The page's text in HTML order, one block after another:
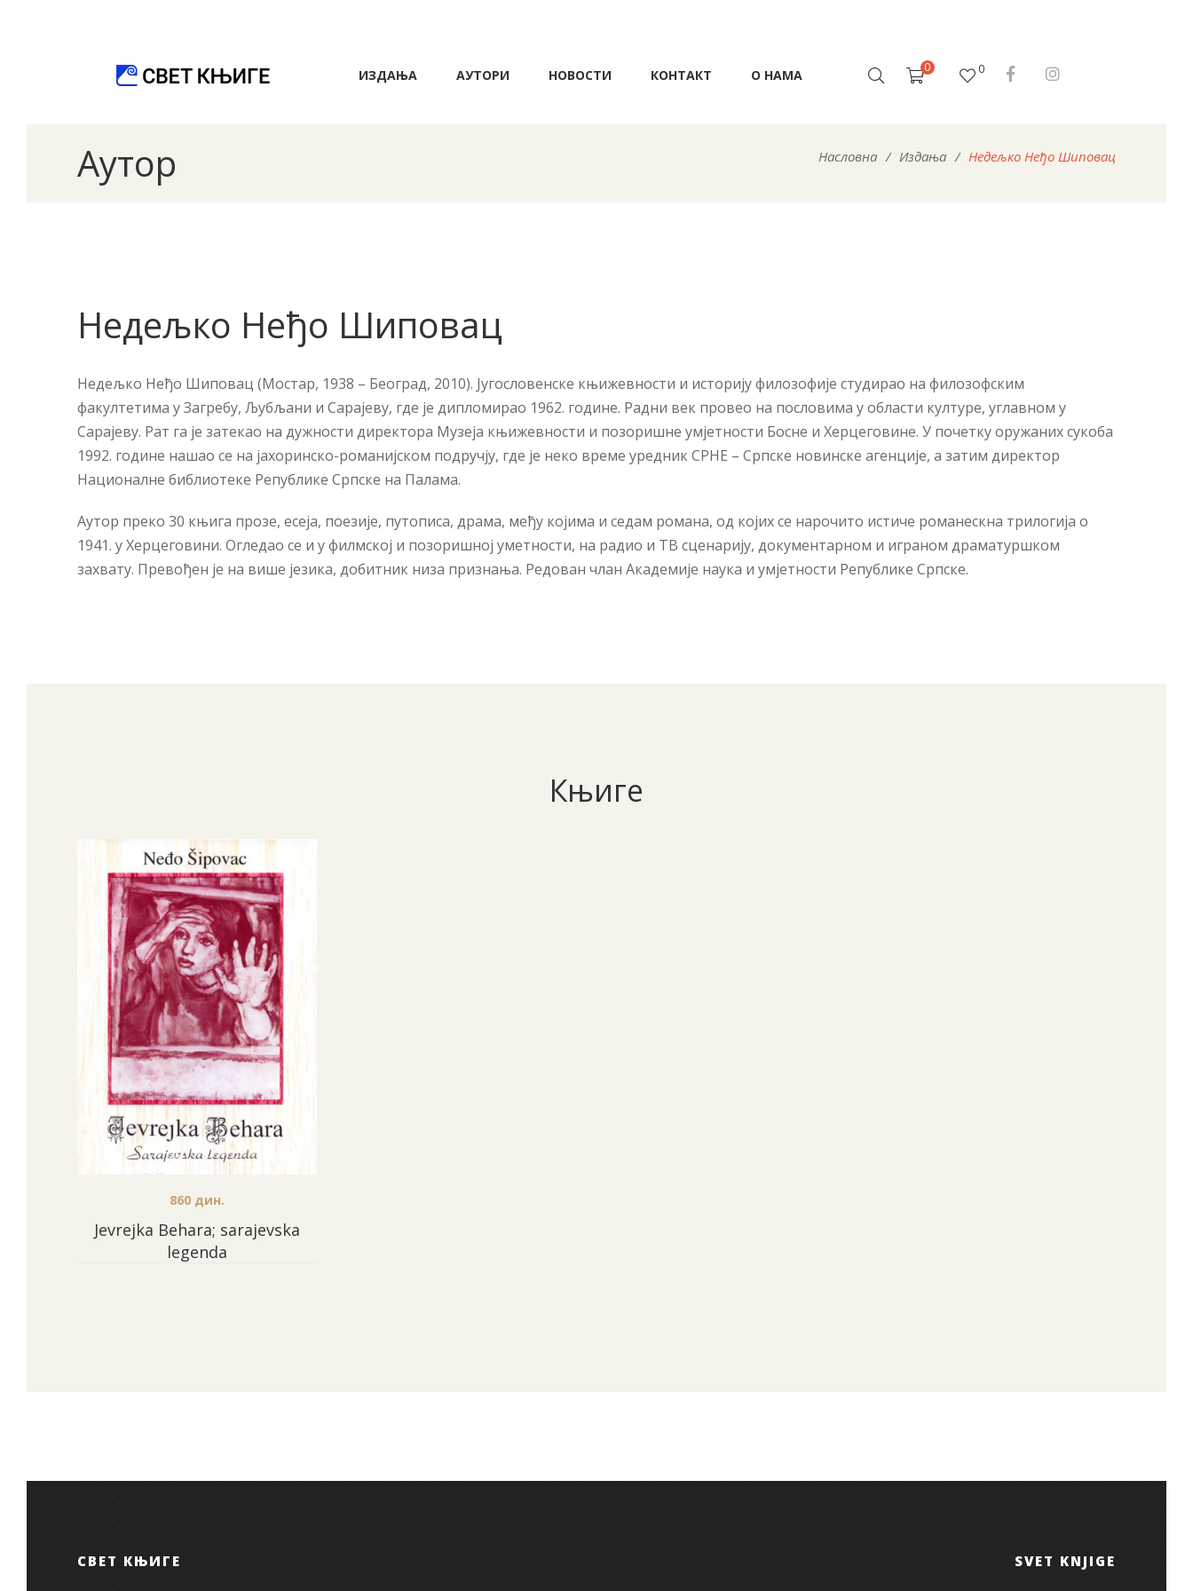
ИЗДАЊА АУТОРИ НОВОСТИ КОНТАКТ О НАМА 0 0
Аутор Насловна / Издања / Недељко Неђо Шиповац
Недељко Неђо Шиповац
Недељко Неђо Шиповац (Мостар, 1938 – Београд, 2010). Југословенске књижевности и историју филозофије студирао на филозофским
факултетима у Загребу, Љубљани и Сарајеву, где је дипломирао 1962. године. Радни век провео на пословима у области културе, углавном у
Сарајеву. Рат га је затекао на дужности директора Музеја књижевности и позоришне умјетности Босне и Херцеговине. У почетку оружаних сукоба
1992. године нашао се на јахоринско-романијском подручју, где је неко време уредник СРНЕ – Српске новинске агенције, а затим директор
Националне библиотеке Републике Српске на Палама.
Аутор преко 30 књига прозе, есеја, поезије, путописа, драма, међу којима и седам романа, од којих се нарочито истиче романескна трилогија о
1941. у Херцеговини. Огледао се и у филмској и позоришној уметности, на радио и ТВ сценарију, документарном и играном драматуршком
захвату. Превођен је на више језика, добитник низа признања. Редован члан Академије наука и умјетности Републике Српске.
Књиге
Jevrejka Behara; sarajevska
legenda
860 дин.
СВЕТ КЊИГЕ SVET KNJIGE